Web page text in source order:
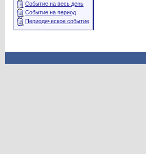
Событие на весь день
Событие на период
Периодическое событие